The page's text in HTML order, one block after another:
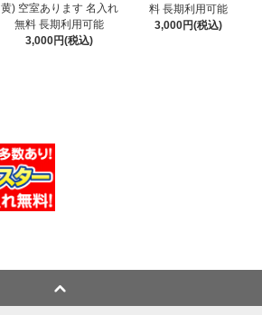
黄) 空室あります 名入れ
無料 長期利用可能
3,000円(税込)
料 長期利用可能
3,000円(税込)